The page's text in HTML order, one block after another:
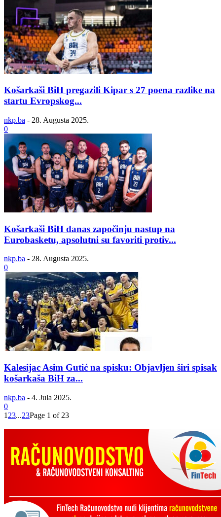
Košarkaši BiH pregazili Kipar s 27 poena razlike na
startu Evropskog...
nkp.ba - 28. Augusta 2025.
0
Košarkaši BiH danas započinju nastup na
Eurobasketu, apsolutni su favoriti protiv...
nkp.ba - 28. Augusta 2025.
0
Kalesijac Asim Gutić na spisku: Objavljen širi spisak
košarkaša BiH za...
nkp.ba - 4. Jula 2025.
0
1 23...23Page 1 of 23